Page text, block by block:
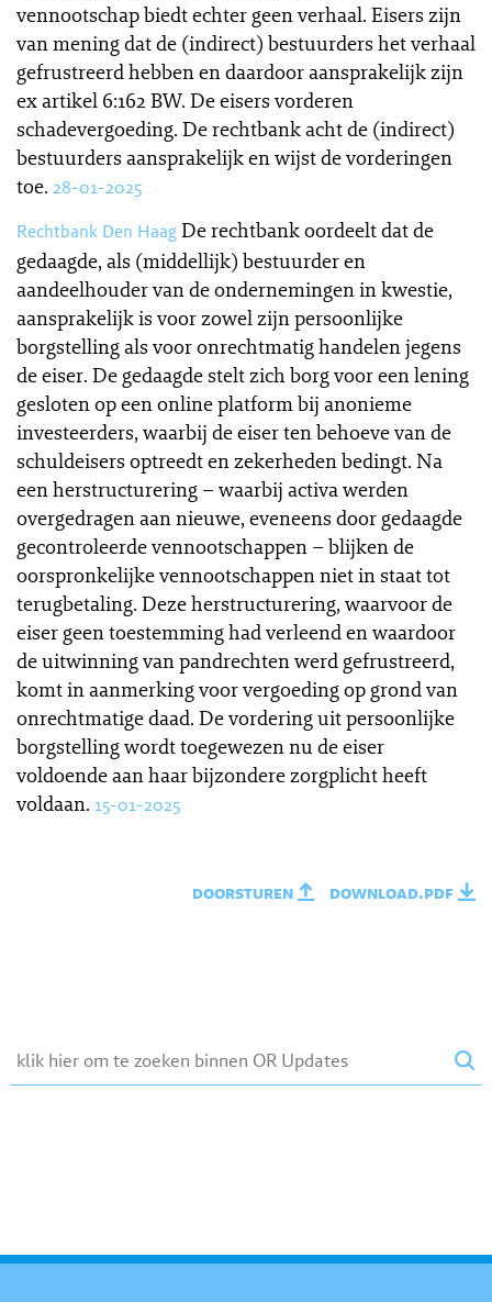
vennootschap biedt echter geen verhaal. Eisers zijn
van mening dat de (indirect) bestuurders het verhaal
gefrustreerd hebben en daardoor aansprakelijk zijn
ex artikel 6:162 BW. De eisers vorderen
schadevergoeding. De rechtbank acht de (indirect)
bestuurders aansprakelijk en wijst de vorderingen
toe. 28-01-2025
Rechtbank Den HaagDe rechtbank oordeelt dat de
gedaagde, als (middellijk) bestuurder en
aandeelhouder van de ondernemingen in kwestie,
aansprakelijk is voor zowel zijn persoonlijke
borgstelling als voor onrechtmatig handelen jegens
de eiser. De gedaagde stelt zich borg voor een lening
gesloten op een online platform bij anonieme
investeerders, waarbij de eiser ten behoeve van de
schuldeisers optreedt en zekerheden bedingt. Na
een herstructurering – waarbij activa werden
overgedragen aan nieuwe, eveneens door gedaagde
gecontroleerde vennootschappen – blijken de
oorspronkelijke vennootschappen niet in staat tot
terugbetaling. Deze herstructurering, waarvoor de
eiser geen toestemming had verleend en waardoor
de uitwinning van pandrechten werd gefrustreerd,
komt in aanmerking voor vergoeding op grond van
onrechtmatige daad. De vordering uit persoonlijke
borgstelling wordt toegewezen nu de eiser
voldoende aan haar bijzondere zorgplicht heeft
voldaan. 15-01-2025
doorsturen download.pdf